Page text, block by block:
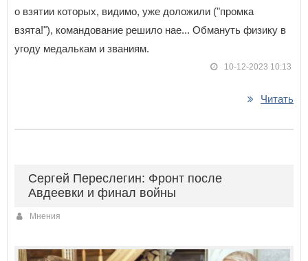
о взятии которых, видимо, уже доложили ("промка
взята!"), командование решило нае... Обмануть физику в
угоду медалькам и званиям.
10-12-2023 10:13
Читать
Сергей Переслегин: Фронт после
Авдеевки и финал войны
Мнения